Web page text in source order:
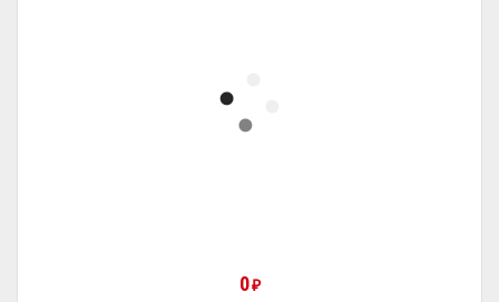
0₽